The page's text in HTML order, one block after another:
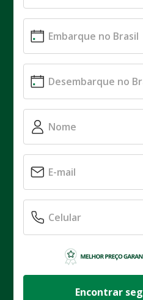
Encontrar